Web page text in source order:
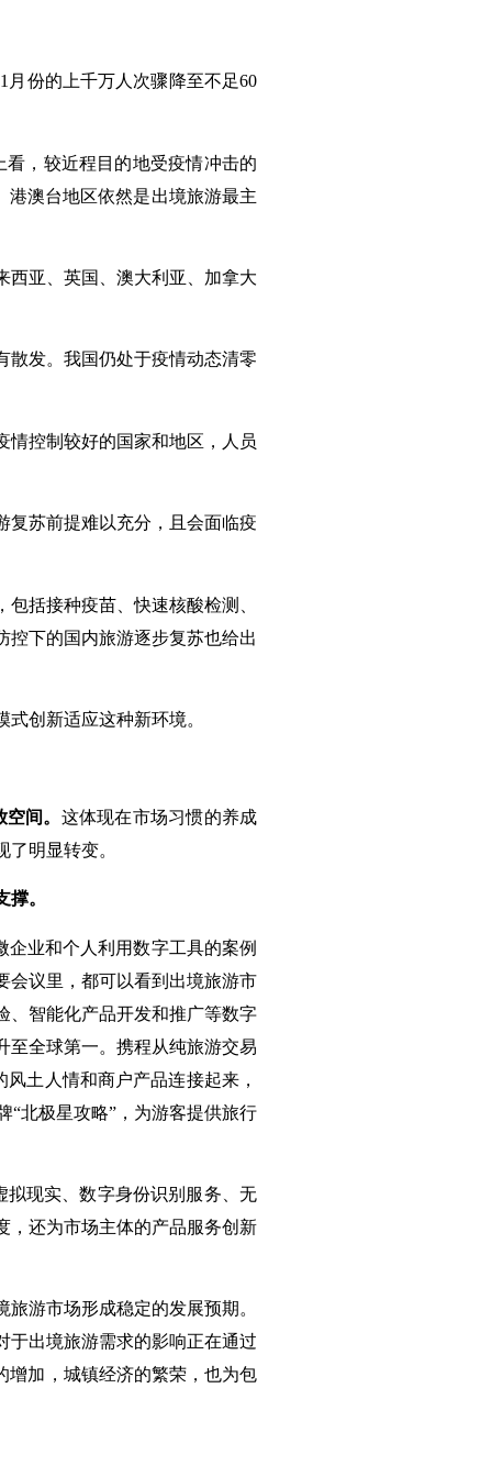
月份的上千万人次骤降至不足60
，较近程目的地受疫情冲击的
港澳台地区依然是出境旅游最主
西亚、英国、澳大利亚、加拿大
散发。我国仍处于疫情动态清零
情控制较好的国家和地区，人员
复苏前提难以充分，且会面临疫
括接种疫苗、快速核酸检测、
控下的国内旅游逐步复苏也给出
创新适应这种新环境。
间。 这体现在市场习惯的养成
明显转变。
。
企业和个人利用数字工具的案例
会议里，都可以看到出境旅游市
、智能化产品开发和推广等数字
至全球第一。携程从纯旅游交易
土人情和商户产品连接起来，
“北极星攻略”，为游客提供旅行
拟现实、数字身份识别服务、无
，还为市场主体的产品服务创新
游市场形成稳定的发展预期。
于出境旅游需求的影响正在通过
增加，城镇经济的繁荣，也为包